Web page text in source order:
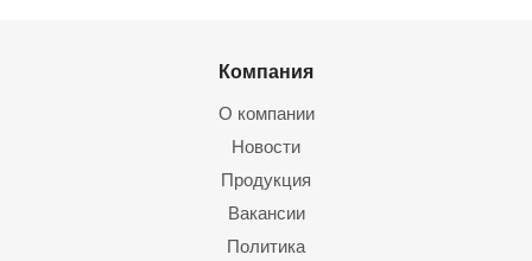
Wi-Fi покрытие (если доукомплектовать систему роутером
именно готовый комплект необходим в вашем конкретном
случае (включая антенны, соединительный кабель,
переходники). В ассортименте нашего магазина есть как
Компания
О компании
Новости
Продукция
Вакансии
Политика